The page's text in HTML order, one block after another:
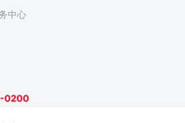
中心
0200